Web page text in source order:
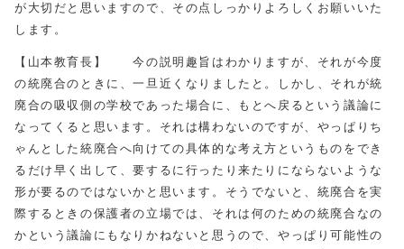
が大切だと思いますので、その点しっかりよろしくお願いいた
します。
【山本教育長】 今の説明趣旨はわかりますが、それが今度
の統廃合のときに、一旦近くなりましたと。しかし、それが統
廃合の吸収側の学校であった場合に、もとへ戻るという議論に
なってくると思います。それは構わないのですが、やっぱりち
ゃんとした統廃合へ向けての具体的な考え方というものをでき
るだけ早く出して、要するに行ったり来たりにならないような
形が要るのではないかと思います。そうでないと、統廃合を実
際するときの保護者の立場では、それは何のための統廃合なの
かという議論にもなりかねないと思うので、やっぱり可能性の